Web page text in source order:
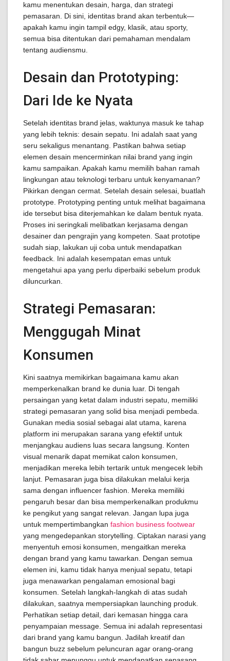
kamu menentukan desain, harga, dan strategi
pemasaran. Di sini, identitas brand akan terbentuk—
apakah kamu ingin tampil edgy, klasik, atau sporty,
semua bisa ditentukan dari pemahaman mendalam
tentang audiensmu.
Desain dan Prototyping:
Dari Ide ke Nyata
Setelah identitas brand jelas, waktunya masuk ke tahap
yang lebih teknis: desain sepatu. Ini adalah saat yang
seru sekaligus menantang. Pastikan bahwa setiap
elemen desain mencerminkan nilai brand yang ingin
kamu sampaikan. Apakah kamu memilih bahan ramah
lingkungan atau teknologi terbaru untuk kenyamanan?
Pikirkan dengan cermat. Setelah desain selesai, buatlah
prototype. Prototyping penting untuk melihat bagaimana
ide tersebut bisa diterjemahkan ke dalam bentuk nyata.
Proses ini seringkali melibatkan kerjasama dengan
desainer dan pengrajin yang kompeten. Saat prototipe
sudah siap, lakukan uji coba untuk mendapatkan
feedback. Ini adalah kesempatan emas untuk
mengetahui apa yang perlu diperbaiki sebelum produk
diluncurkan.
Strategi Pemasaran:
Menggugah Minat
Konsumen
Kini saatnya memikirkan bagaimana kamu akan
memperkenalkan brand ke dunia luar. Di tengah
persaingan yang ketat dalam industri sepatu, memiliki
strategi pemasaran yang solid bisa menjadi pembeda.
Gunakan media sosial sebagai alat utama, karena
platform ini merupakan sarana yang efektif untuk
menjangkau audiens luas secara langsung. Konten
visual menarik dapat memikat calon konsumen,
menjadikan mereka lebih tertarik untuk mengecek lebih
lanjut. Pemasaran juga bisa dilakukan melalui kerja
sama dengan influencer fashion. Mereka memiliki
pengaruh besar dan bisa memperkenalkan produkmu
ke pengikut yang sangat relevan. Jangan lupa juga
untuk mempertimbangkan fashion business footwear
yang mengedepankan storytelling. Ciptakan narasi yang
menyentuh emosi konsumen, mengaitkan mereka
dengan brand yang kamu tawarkan. Dengan semua
elemen ini, kamu tidak hanya menjual sepatu, tetapi
juga menawarkan pengalaman emosional bagi
konsumen. Setelah langkah-langkah di atas sudah
dilakukan, saatnya mempersiapkan launching produk.
Perhatikan setiap detail, dari kemasan hingga cara
penyampaian message. Semua ini adalah representasi
dari brand yang kamu bangun. Jadilah kreatif dan
bangun buzz sebelum peluncuran agar orang-orang